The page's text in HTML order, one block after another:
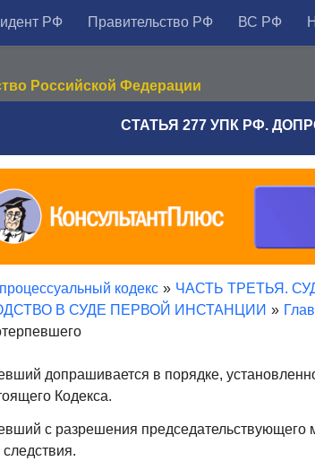
РФ Правительство РФ ВС РФ
Российской Федерации
СТАТЬЯ 277 УПК РФ.
кодекс » ЧАСТЬ ТРЕТЬЯ.
В СУДЕ ПЕРВОЙ ИНСТАНЦИИ »
допрашивается в порядке,
Кодекса.
с разрешения председательствующего
следствия.